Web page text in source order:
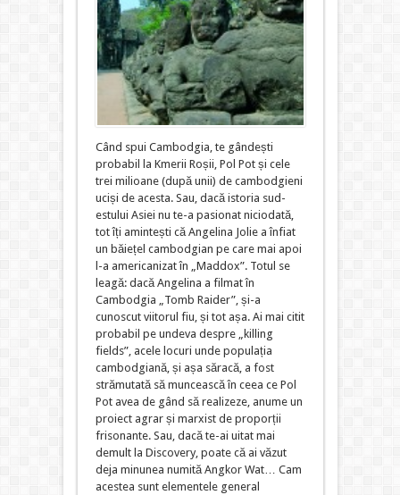
Când spui Cambodgia, te gândești
probabil la Kmerii Roșii, Pol Pot și cele
trei milioane (după unii) de cambodgieni
uciși de acesta. Sau, dacă istoria sud-
estului Asiei nu te-a pasionat niciodată,
tot îți amintești că Angelina Jolie a înfiat
un băiețel cambodgian pe care mai apoi
l-a americanizat în „Maddox”. Totul se
leagă: dacă Angelina a filmat în
Cambodgia „Tomb Raider”, și-a
cunoscut viitorul fiu, și tot așa. Ai mai citit
probabil pe undeva despre „killing
fields”, acele locuri unde populația
cambodgiană, și așa săracă, a fost
strămutată să muncească în ceea ce Pol
Pot avea de gând să realizeze, anume un
proiect agrar și marxist de proporții
frisonante. Sau, dacă te-ai uitat mai
demult la Discovery, poate că ai văzut
deja minunea numită Angkor Wat… Cam
acestea sunt elementele general